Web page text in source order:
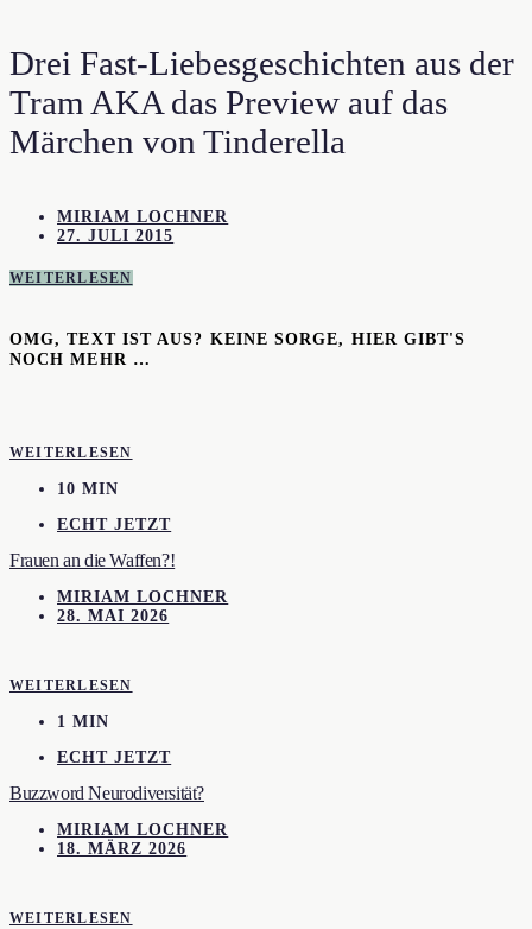
Drei Fast-Liebesgeschichten aus der
Tram AKA das Preview auf das
Märchen von Tinderella
MIRIAM LOCHNER
27. JULI 2015
WEITERLESEN
OMG, TEXT IST AUS? KEINE SORGE, HIER GIBT'S
NOCH MEHR …
WEITERLESEN
10 MIN
ECHT JETZT
Frauen an die Waffen?!
MIRIAM LOCHNER
28. MAI 2026
WEITERLESEN
1 MIN
ECHT JETZT
Buzzword Neurodiversität?
MIRIAM LOCHNER
18. MÄRZ 2026
WEITERLESEN